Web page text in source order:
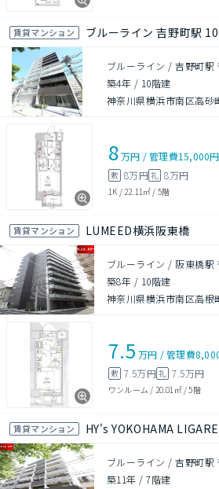
賃貸マンション ブルーライン 吉野町駅
ブルーライン / 吉野町駅
築4年 / 10階建
神奈川県横浜市南区高砂
8万円 /管理費15,000円
敷 8万円礼 8万円
1K / 22.11㎡ / 5階
賃貸マンション LUMEED横浜阪東橋
ブルーライン / 阪東橋駅
築8年 / 10階建
神奈川県横浜市南区高根
7.5 万円 /管理費
敷 7.5万円礼 7.5万円
ワンルーム / 20.01㎡/5階
賃貸マンション HY's YOKOHAMA LIGARE
ブルーライン / 吉野町駅
築11年 /7階建